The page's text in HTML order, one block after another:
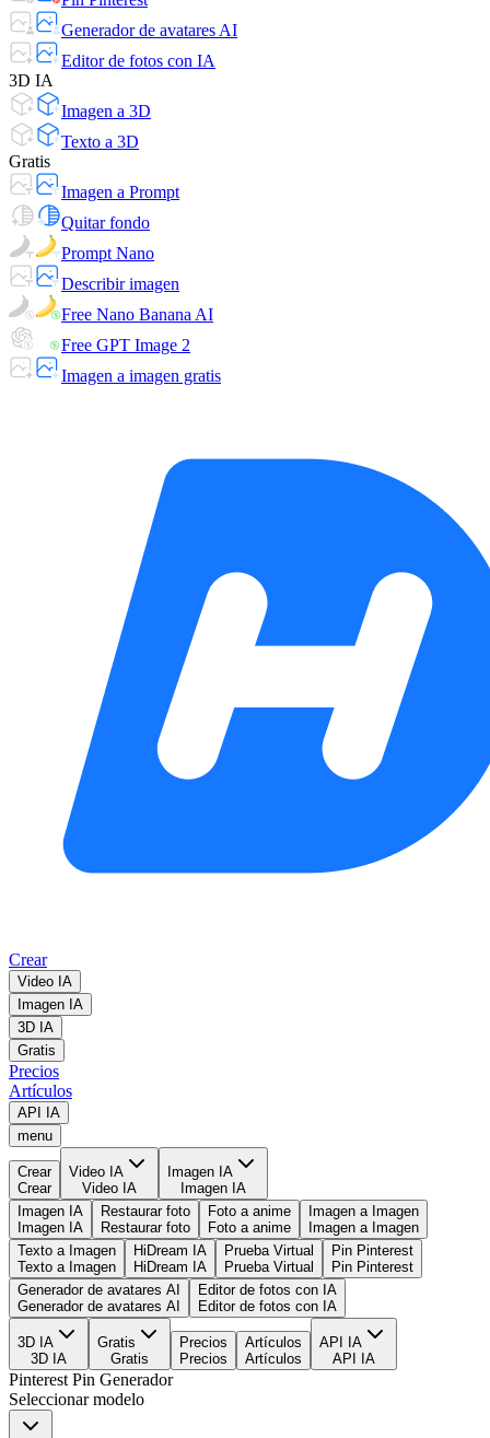
Generador de avatares AI
Editor de fotos con IA
3D IA
Imagen a 3D
Texto a 3D
Gratis
Imagen a Prompt
Quitar fondo
Prompt Nano
Describir imagen
Free Nano Banana AI
Free GPT Image 2
Imagen a imagen gratis
Crear
Video IA
Imagen IA
3D IA
Gratis
Precios
Artículos
API IA
menu
Crear
Crear
Video IA
Video IA
Imagen IA
Imagen IA
Imagen IA
Imagen IA
Restaurar foto
Restaurar foto
Foto a anime
Foto a anime
Imagen a Imagen
Imagen a Imagen
Texto a Imagen
Texto a Imagen
HiDream IA
HiDream IA
Prueba Virtual
Prueba Virtual
Pin Pinterest
Pin Pinterest
Generador de avatares AI
Generador de avatares AI
Editor de fotos con IA
Editor de fotos con IA
3D IA
3D IA
Gratis
Gratis
Precios
Precios
Artículos
Artículos
API IA
API IA
Pinterest Pin Generador
Seleccionar modelo